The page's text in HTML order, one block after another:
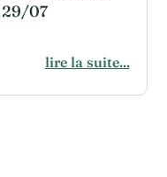
29/07
lire la suite...